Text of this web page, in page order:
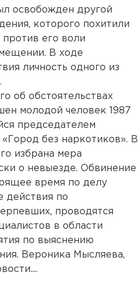
освобожден другой
которого похитили
его воли
В ходе
личность одного из
об обстоятельствах
молодой человек 1987
председателем
без наркотиков». В
избрана мера
о невыезде. Обвинение
время по делу
действия по
проводятся
в области
по выяснению
Вероника Мысляева,